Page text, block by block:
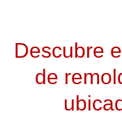
Descubre
de